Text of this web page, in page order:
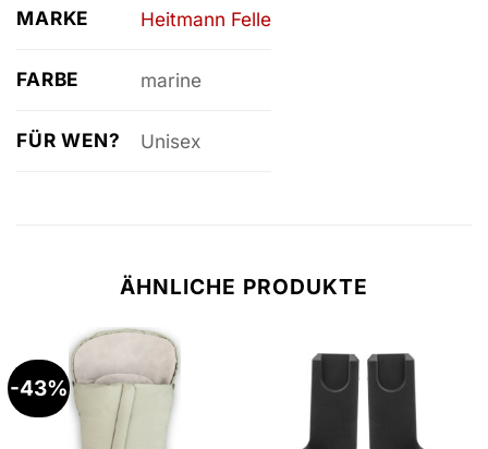
MARKE Heitmann Felle
FARBE marine
FÜR WEN? Unisex
ÄHNLICHE PRODUKTE
-43%